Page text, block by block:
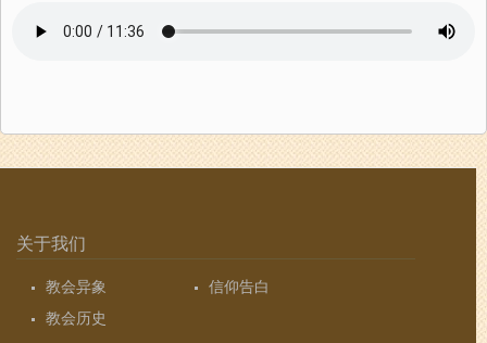
关于我们
教会异象
信仰告白
教会历史